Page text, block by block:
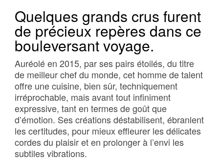
Quelques grands crus furent
de précieux repères dans ce
bouleversant voyage.
Auréolé en 2015, par ses pairs étoilés, du titre
de meilleur chef du monde, cet homme de talent
offre une cuisine, bien sûr, techniquement
irréprochable, mais avant tout infiniment
expressive, tant en termes de goût que
d’émotion. Ses créations déstabilisent, ébranlent
les certitudes, pour mieux effleurer les délicates
cordes du plaisir et en prolonger à l’envi les
subtiles vibrations.